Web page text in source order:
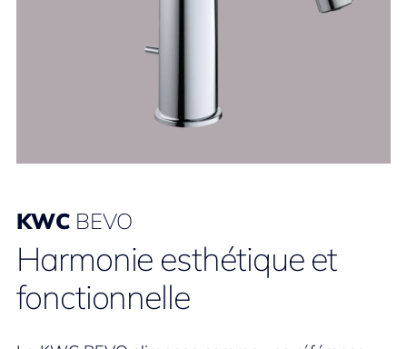
KWC BEVO
Harmonie esthétique et
fonctionnelle